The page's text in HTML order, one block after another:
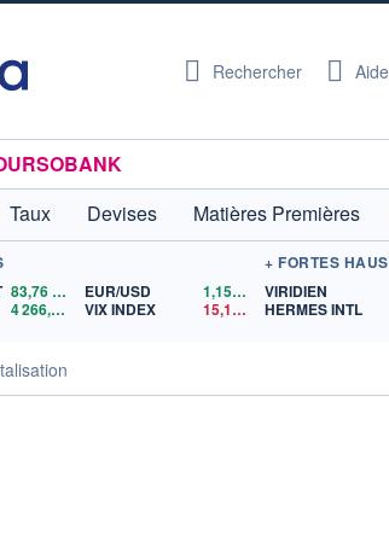
Rechercher Aide
Taux Devises Matières Premières
83,76
4 266,65 $US
EUR/USD 1,1523
$US
VIX INDEX
15,15$US
+ FORTES
VIRIDIEN
HERMES INTL